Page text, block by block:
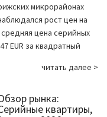
микрорайонах
рост цен на
цена серийных
EUR за квадратный
читать далее >
рынка:
квартиры,